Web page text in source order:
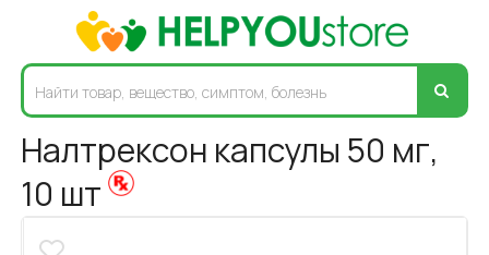
Налтрексон капсулы 50 мг,
10 шт